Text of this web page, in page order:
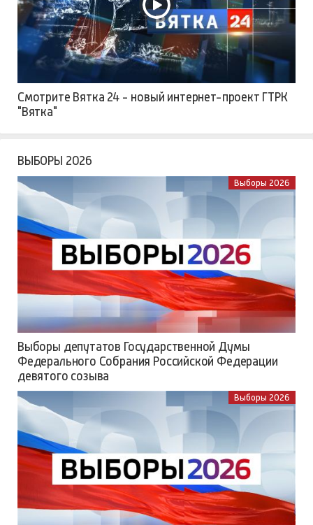
Смотрите Вятка 24 - новый интернет-проект ГТРК
"Вятка"
ВЫБОРЫ 2026
Выборы 2026
Выборы депутатов Государственной Думы
Федерального Собрания Российской Федерации
девятого созыва
Выборы 2026